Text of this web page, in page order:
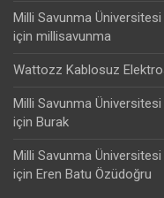
Milli Savunma
için millisavunma
Wattozz Kablosuz
Milli Savunma
için Burak
Milli Savunma
için Eren Batu Özüdoğru